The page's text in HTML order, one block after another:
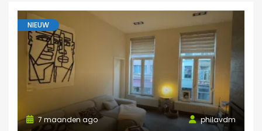
NIEUW
philavdm
7 maanden ago